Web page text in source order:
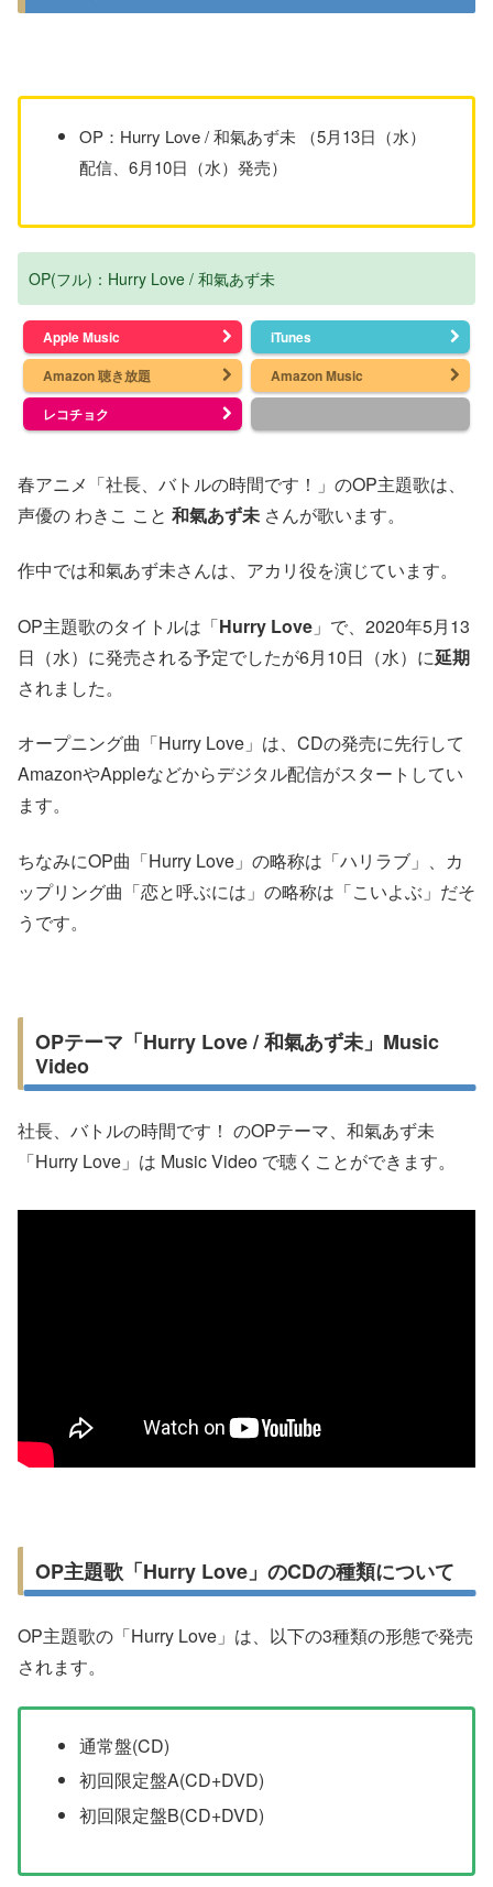
OP：Hurry Love / 和氣あず未 （5月13日（水）
配信、6月10日（水）発売）
OP(フル)：Hurry Love / 和氣あず未
Apple Music
iTunes
Amazon 聴き放題
Amazon Music
レコチョク
春アニメ「社長、バトルの時間です！」のOP主題歌は、
声優の わきこ こと 和氣あず未 さんが歌います。
作中では和氣あず未さんは、アカリ役を演じています。
OP主題歌のタイトルは「Hurry Love 」で、2020年5月13
日（水）に発売される予定でしたが6月10日（水）に延期
されました。
オープニング曲「Hurry Love」は、CDの発売に先行して
AmazonやAppleなどからデジタル配信がスタートしてい
ます。
ちなみにOP曲「Hurry Love」の略称は「ハリラブ」、カ
ップリング曲「恋と呼ぶには」の略称は「こいよぶ」だそ
うです。
OPテーマ「Hurry Love / 和氣あず未」Music
Video
社長、バトルの時間です！ のOPテーマ、和氣あず未
「Hurry Love」は Music Video で聴くことができます。
OP主題歌「Hurry Love」のCDの種類について
OP主題歌の「Hurry Love」は、以下の3種類の形態で発売
されます。
通常盤(CD)
初回限定盤A(CD+DVD)
初回限定盤B(CD+DVD)